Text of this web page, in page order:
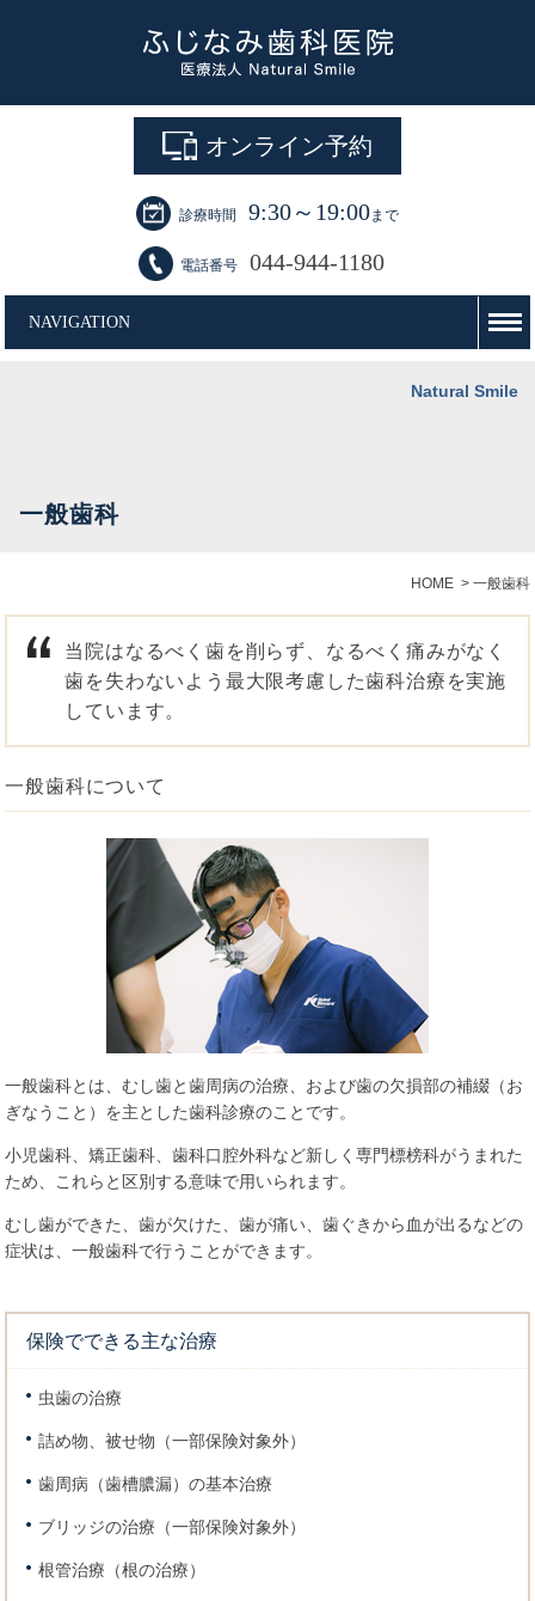
オンライン予約
診療時間 9:30～19:00まで
電話番号 044-944-1180
NAVIGATION
一般歯科
Natural Smile
HOME > 一般歯科
当院はなるべく歯を削らず、なるべく痛みがなく
歯を失わないよう最大限考慮した歯科治療を実施
しています。
一般歯科について
一般歯科とは、むし歯と歯周病の治療、および歯の欠損部の補綴（お
ぎなうこと）を主とした歯科診療のことです。
小児歯科、矯正歯科、歯科口腔外科など新しく専門標榜科がうまれた
ため、これらと区別する意味で用いられます。
むし歯ができた、歯が欠けた、歯が痛い、歯ぐきから血が出るなどの
症状は、一般歯科で行うことができます。
保険でできる主な治療
虫歯の治療
詰め物、被せ物（一部保険対象外）
歯周病（歯槽膿漏）の基本治療
ブリッジの治療（一部保険対象外）
根管治療（根の治療）